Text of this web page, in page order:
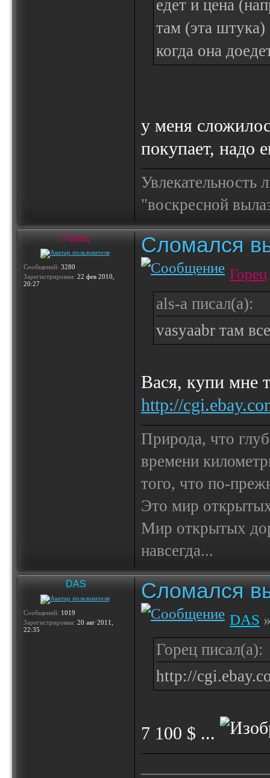
едет и цена
там (эта штука)
когда она
у меня
покупает, надо
Увлекательность
"воскресной
Горец
Сообщений: 3280
Зарегистрирован: 22 фев 2010,
20:27
Сломался
Горец
als-a писал(а):
vasyaabr там
Вася, купи мне
http://
Природа, что
времени
того, что по-
Это мир
Мир открытых
навсегда...
DAS
Сообщений: 1019
Зарегистрирован: 20 авг 2011,
22:35
Сломался
DAS
Горец писал(а):
http://
7 100 $ ...